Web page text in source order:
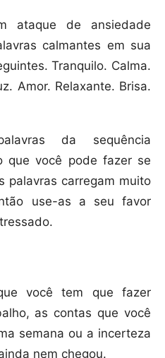
ataque de ansiedade
calmantes em sua
Tranquilo. Calma.
Amor. Relaxante. Brisa.
da sequência
que você pode fazer se
palavras carregam muito
use-as a seu favor
você tem que fazer
as contas que você
semana ou a incerteza
nem chegou.